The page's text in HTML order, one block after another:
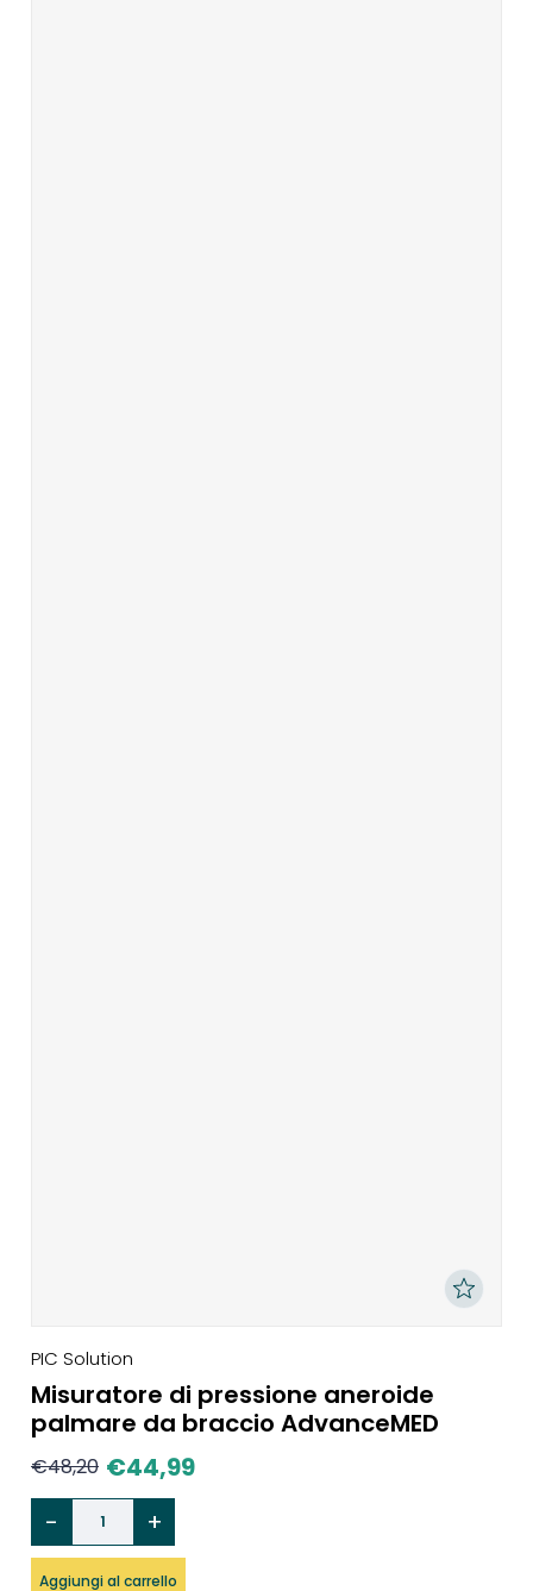
PIC Solution
Misuratore di pressione aneroide
palmare da braccio AdvanceMED
€48,20 €44,99
Aggiungi al carrello